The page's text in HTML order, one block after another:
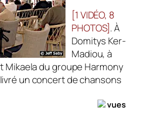
[1 VIDÉO, 8
PHOTOS]. À
Domitys Ker-
Madiou, à
Mikaela du groupe Harmony
un concert de chansons
vues